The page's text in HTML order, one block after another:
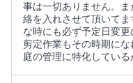
事は一切ありません。
絡を入れさせて頂いて
な時にも必ず予定日変
剪定作業もその時期に
庭の管理に特化している